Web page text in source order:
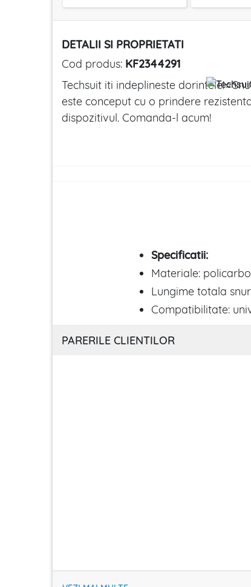
DETALII SI PROPRIETATI
Cod produs: KF2344291
Techsuit iti indeplineste
este conceput cu o prindere
dispozitivul. Comanda-l acum!
Specificatii:
Materiale:
Lungime totala
Compatibilitate:
PARERILE CLIENTILOR